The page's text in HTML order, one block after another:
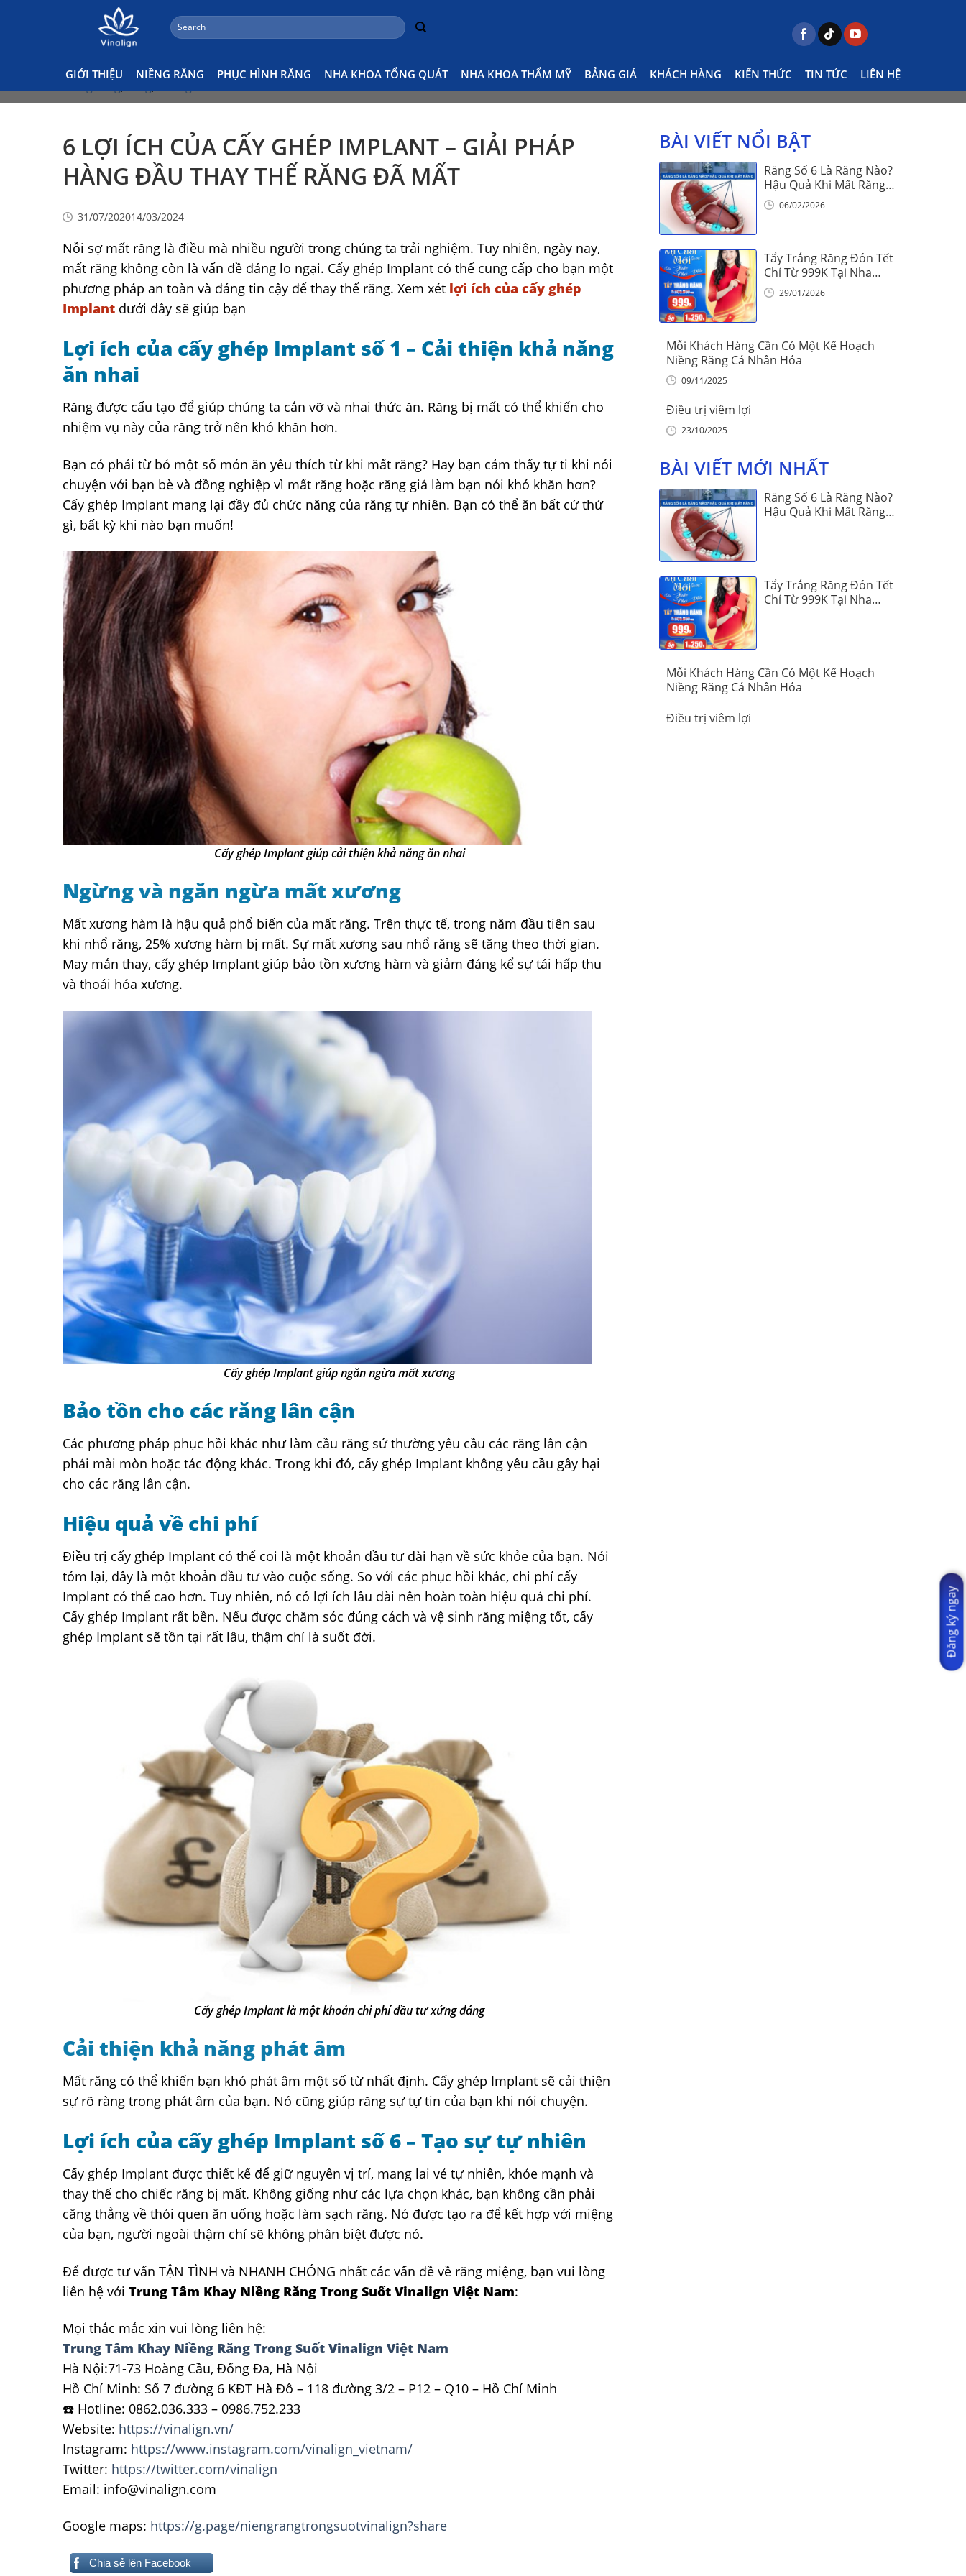
Search
for:
GIỚI THIỆU NIỀNG RĂNG PHỤC HÌNH RĂNG NHA KHOA TỔNG QUÁT NHA KHOA THẨM MỸ BẢNG GIÁ KHÁCH HÀNG KIẾN THỨC TIN TỨC LIÊN HỆ
Tin Tức Nha Khoa
Tags:chỉnh nha,mắc cài,nha khoa vinalign,
6 LỢI ÍCH CỦA CẤY GHÉP IMPLANT – GIẢI PHÁP
HÀNG ĐẦU THAY THẾ RĂNG ĐÃ MẤT
31/07/202014/03/2024
Nỗi sợ mất răng là điều mà nhiều người trong chúng ta trải nghiệm. Tuy nhiên, ngày nay,
mất răng không còn là vấn đề đáng lo ngại. Cấy ghép Implant có thể cung cấp cho bạn một
phương pháp an toàn và đáng tin cậy để thay thế răng. Xem xét lợi ích của cấy ghép
Implant dưới đây sẽ giúp bạn
Lợi ích của cấy ghép Implant số 1 – Cải thiện khả năng
ăn nhai
Răng được cấu tạo để giúp chúng ta cắn vỡ và nhai thức ăn. Răng bị mất có thể khiến cho
nhiệm vụ này của răng trở nên khó khăn hơn.
Bạn có phải từ bỏ một số món ăn yêu thích từ khi mất răng? Hay bạn cảm thấy tự ti khi nói
chuyện với bạn bè và đồng nghiệp vì mất răng hoặc răng giả làm bạn nói khó khăn hơn?
Cấy ghép Implant mang lại đầy đủ chức năng của răng tự nhiên. Bạn có thể ăn bất cứ thứ
gì, bất kỳ khi nào bạn muốn!
Cấy ghép Implant giúp cải thiện khả năng ăn nhai
Ngừng và ngăn ngừa mất xương
Mất xương hàm là hậu quả phổ biến của mất răng. Trên thực tế, trong năm đầu tiên sau
khi nhổ răng, 25% xương hàm bị mất. Sự mất xương sau nhổ răng sẽ tăng theo thời gian.
May mắn thay, cấy ghép Implant giúp bảo tồn xương hàm và giảm đáng kể sự tái hấp thu
và thoái hóa xương.
Cấy ghép Implant giúp ngăn ngừa mất xương
Bảo tồn cho các răng lân cận
Các phương pháp phục hồi khác như làm cầu răng sứ thường yêu cầu các răng lân cận
phải mài mòn hoặc tác động khác. Trong khi đó, cấy ghép Implant không yêu cầu gây hại
cho các răng lân cận.
Hiệu quả về chi phí
Điều trị cấy ghép Implant có thể coi là một khoản đầu tư dài hạn về sức khỏe của bạn. Nói
tóm lại, đây là một khoản đầu tư vào cuộc sống. So với các phục hồi khác, chi phí cấy
Implant có thể cao hơn. Tuy nhiên, nó có lợi ích lâu dài nên hoàn toàn hiệu quả chi phí.
Cấy ghép Implant rất bền. Nếu được chăm sóc đúng cách và vệ sinh răng miệng tốt, cấy
ghép Implant sẽ tồn tại rất lâu, thậm chí là suốt đời.
Cấy ghép Implant là một khoản chi phí đầu tư xứng đáng
Cải thiện khả năng phát âm
Mất răng có thể khiến bạn khó phát âm một số từ nhất định. Cấy ghép Implant sẽ cải thiện
sự rõ ràng trong phát âm của bạn. Nó cũng giúp răng sự tự tin của bạn khi nói chuyện.
Lợi ích của cấy ghép Implant số 6 – Tạo sự tự nhiên
Cấy ghép Implant được thiết kế để giữ nguyên vị trí, mang lai vẻ tự nhiên, khỏe mạnh và
thay thế cho chiếc răng bị mất. Không giống như các lựa chọn khác, bạn không cần phải
căng thẳng về thói quen ăn uống hoặc làm sạch răng. Nó được tạo ra để kết hợp với miệng
của bạn, người ngoài thậm chí sẽ không phân biệt được nó.
Để được tư vấn TẬN TÌNH và NHANH CHÓNG nhất các vấn đề về răng miệng, bạn vui lòng
liên hệ với Trung Tâm Khay Niềng Răng Trong Suốt Vinalign Việt Nam:
Mọi thắc mắc xin vui lòng liên hệ:
Trung Tâm Khay Niềng Răng Trong Suốt Vinalign Việt Nam
Hà Nội:71-73 Hoàng Cầu, Đống Đa, Hà Nội
Hồ Chí Minh: Số 7 đường 6 KĐT Hà Đô – 118 đường 3/2 – P12 – Q10 – Hồ Chí Minh
☎️ Hotline: 0862.036.333 – 0986.752.233
Website: https://vinalign.vn/
Instagram: https://www.instagram.com/vinalign_vietnam/
Twitter: https://twitter.com/vinalign
Email: info@vinalign.com
Google maps: https://g.page/niengrangtrongsuotvinalign?share
Chia sẻ lên Facebook
BÀI VIẾT NỔI BẬT
Răng Số 6 Là Răng Nào?
Hậu Quả Khi Mất Răng
Số 606/02/2026
Tẩy Trắng Răng Đón Tết
Chỉ Từ 999K Tại Nha
Khoa Vinalign
29/01/2026
Mỗi Khách Hàng Cần Có Một Kế Hoạch
Niềng Răng Cá Nhân Hóa
09/11/2025
Điều trị viêm lợi
23/10/2025
BÀI VIẾT MỚI NHẤT
Răng Số 6 Là Răng Nào?
Hậu Quả Khi Mất Răng
Tẩy Trắng Răng Đón Tết
Chỉ Từ 999K Tại Nha
Mỗi Khách Hàng Cần Có Một Kế Hoạch
Niềng Răng Cá Nhân Hóa
Điều trị viêm lợi
Đăng ký ngay